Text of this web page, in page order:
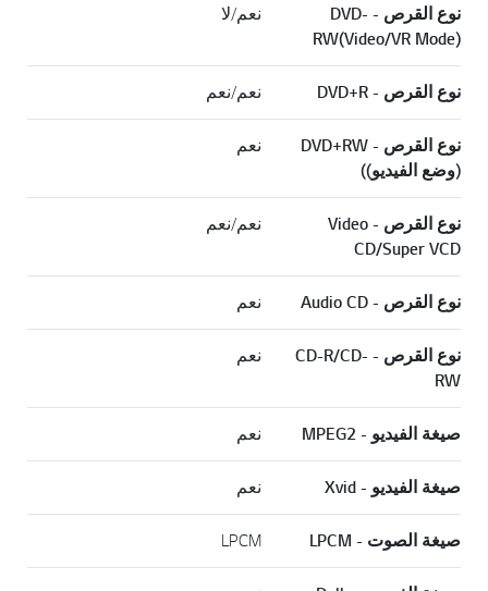
نوع القرص - DVD-
RW(Video/VR Mode)
نعم/لا
نوع القرص - DVD+R نعم/نعم
نوع القرص - DVD+RW
(وضع الفيديو))
نعم
نوع القرص - Video
CD/Super VCD
نعم/نعم
نوع القرص - Audio CD نعم
نوع القرص - CD-R/CD-
RW
نعم
صيغة الفيديو - MPEG2 نعم
صيغة الفيديو - Xvid نعم
صيغة الصوت - LPCM LPCM